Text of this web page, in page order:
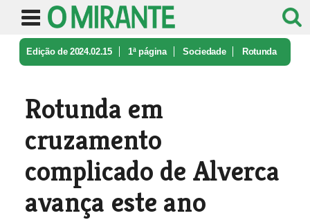
Edição de 2024.02.15 1ª página Sociedade Rotunda
Rotunda em
cruzamento
complicado de Alverca
avança este ano